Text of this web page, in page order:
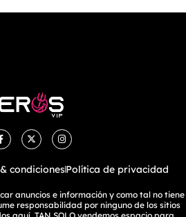
condicionesPolítica de privacidad
anuncios e información y como tal no tiene
responsabilidad por ninguno de los sitios